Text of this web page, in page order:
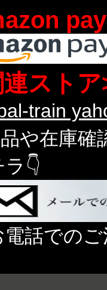
ストア
train
品や在庫
👇
話でのご